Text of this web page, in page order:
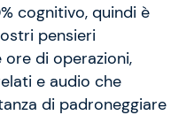
cognitivo, quindi è
pensieri
di operazioni,
e audio che
di padroneggiare